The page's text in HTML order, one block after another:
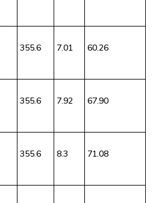
355.6 7.01 60.26
355.6 7.92 67.90
355.6 8.3 71.08